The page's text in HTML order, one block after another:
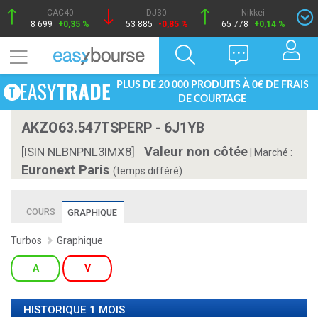
CAC40
8 699
+0,35 %
DJ30
53 885
-0,85 %
Nikkei
65 778
+0,14 %
PLUS DE 20 000 PRODUITS À 0€ DE FRAIS
DE COURTAGE
AKZO63.547TSPERP - 6J1YB
[ISIN NLBNPNL3IMX8] Valeur non côtée Marché :
Euronext Paris (temps différé)
COURS GRAPHIQUE
Turbos Graphique
A V
HISTORIQUE 1 MOIS